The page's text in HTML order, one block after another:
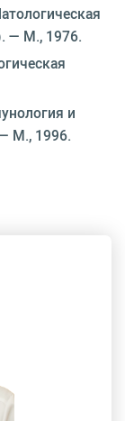
— М., 1976.
и
М., 1996.